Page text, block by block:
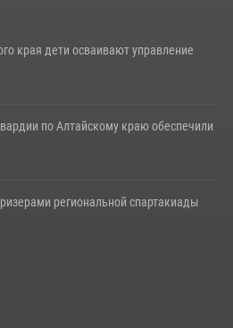
края дети осваивают управление
по Алтайскому краю обеспечили
региональной спартакиады